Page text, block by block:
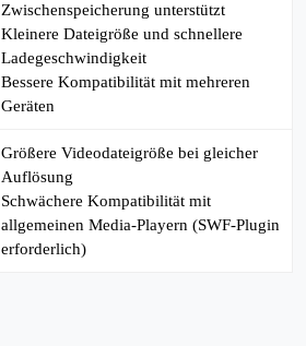
Zwischenspeicherung unterstützt
Kleinere Dateigröße und schnellere
Ladegeschwindigkeit
Bessere Kompatibilität mit mehreren
Geräten
Größere Videodateigröße bei gleicher
Auflösung
Schwächere Kompatibilität mit
allgemeinen Media-Playern (SWF-Plugin
erforderlich)